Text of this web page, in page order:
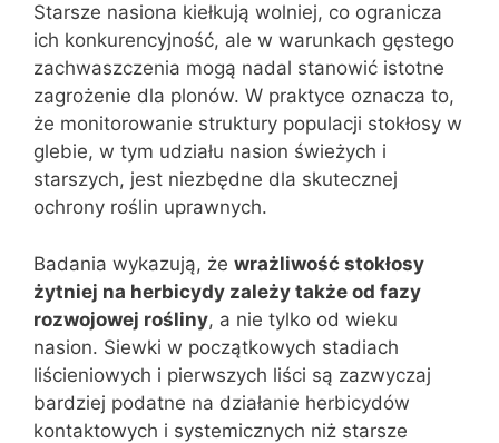
Starsze nasiona kiełkują wolniej, co ogranicza
ich konkurencyjność, ale w warunkach gęstego
zachwaszczenia mogą nadal stanowić istotne
zagrożenie dla plonów. W praktyce oznacza to,
że monitorowanie struktury populacji stokłosy w
glebie, w tym udziału nasion świeżych i
starszych, jest niezbędne dla skutecznej
ochrony roślin uprawnych.
Badania wykazują, że wrażliwość stokłosy
żytniej na herbicydy zależy także od fazy
rozwojowej rośliny, a nie tylko od wieku
nasion. Siewki w początkowych stadiach
liścieniowych i pierwszych liści są zazwyczaj
bardziej podatne na działanie herbicydów
kontaktowych i systemicznych niż starsze